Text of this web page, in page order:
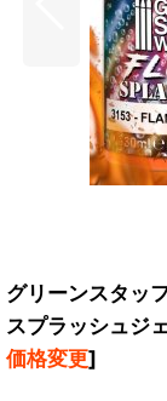
グリーンスタッ
スプラッシュジ
価格変更]